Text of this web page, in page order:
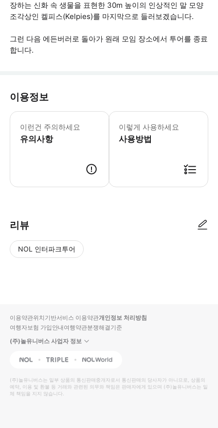
장하는 신화 속 생물을 표현한 30m 높이의 인상적인 말 모양
조각상인 켈피스(Kelpies)를 마지막으로 들러보겠습니다.
그런 다음 에든버러로 돌아가 원래 모임 장소에서 투어를 종료
합니다.
이용정보
이런건 주의하세요
유의사항
• 출발 15분 전에 출발 장소에 도착해
이렇게 사용하세요
사용방법
리뷰
NOL 인터파크투어
입니
다.
높
은
순
동
영
상
순
상
이용약관위치기반서비스 이용약관개인정보 처리방침
여행자보험 가입안내여행약관분쟁해결기준
(주)놀유니버스 사업자 정보
NOL Triple Interpark Global
(주)놀유니버스는 일부 상품의 통신판매중개자로서 통신판매의 당사자가 아니므로, 상품의
예약, 이용 및 환불 등 거래와 관련된 의무와 책임은 판매자에게 있으며 (주)놀유니버스는 일
체 책임을 지지 않습니다.